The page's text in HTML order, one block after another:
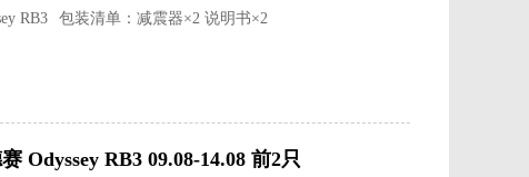
RB3
包装清单：减震器×2 说明书×2
Odyssey RB3 09.08-14.08 前2只